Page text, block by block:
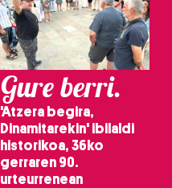
Gure berri.
'Atzera begira,
Dinamitarekin' ibilaldi
historikoa, 36ko
gerraren 90.
urteurrenean